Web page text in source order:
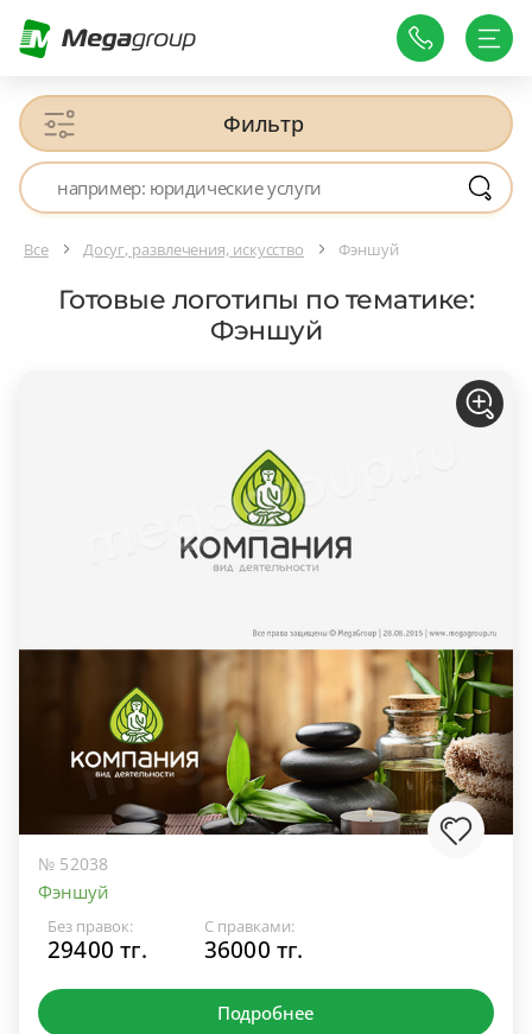
Фильтр
Все Досуг, развлечения, искусство Фэншуй
Готовые логотипы по тематике:
Фэншуй
№ 52038
Фэншуй
Без правок:
29400 тг.
С правками:
36000 тг.
Подробнее